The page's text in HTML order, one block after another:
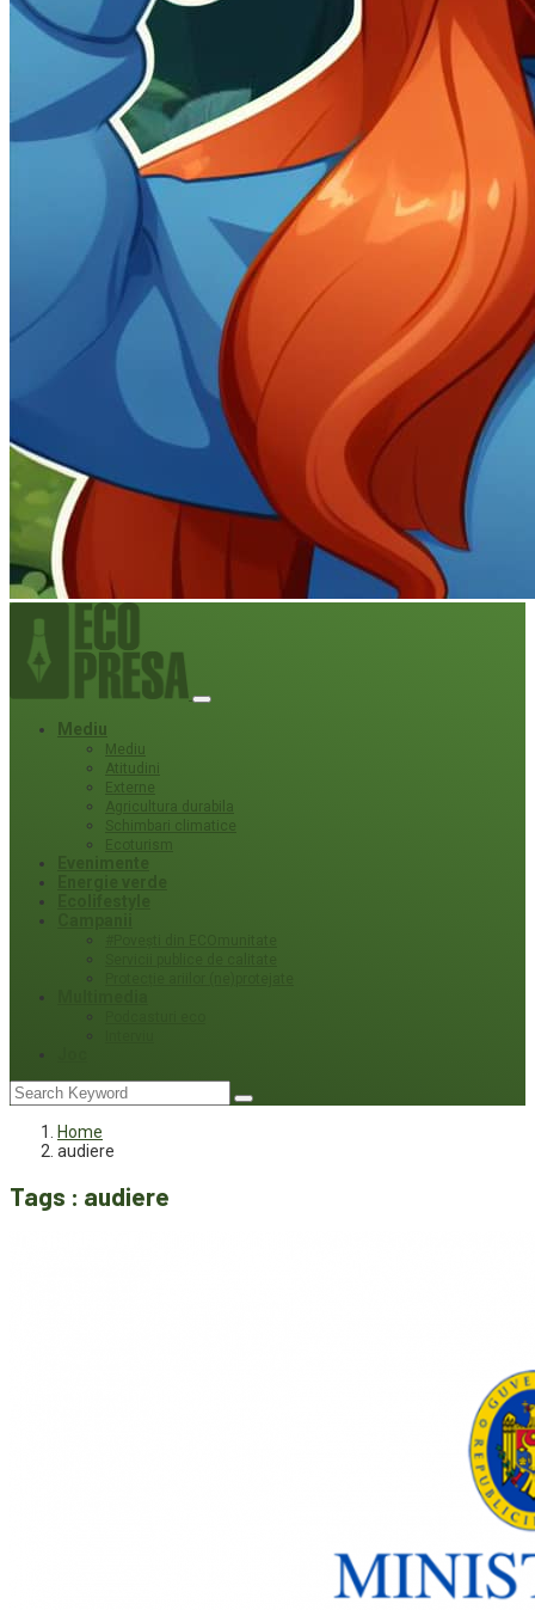
Mediu
Mediu
Atitudini
Externe
Agricultura durabila
Schimbari climatice
Ecoturism
Home
audiere
Tags : audiere